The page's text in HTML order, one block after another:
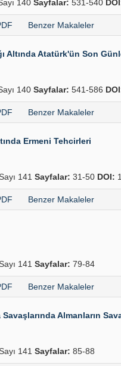
140 Sayfalar: 531-540
Benzer Makaleler
Altında Atatürk'ün Son
140 Sayfalar: 541-586
Benzer Makaleler
Ermeni Tehcirleri
141 Sayfalar: 31-50 DOI:
Benzer Makaleler
141 Sayfalar: 79-84
Benzer Makaleler
Almanların
141 Sayfalar: 85-88